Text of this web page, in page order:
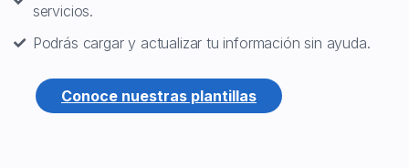
servicios.
Podrás cargar y actualizar tu información sin ayuda.
Conoce nuestras plantillas